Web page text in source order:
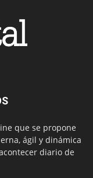
que se propone
ágil y dinámica
diario de